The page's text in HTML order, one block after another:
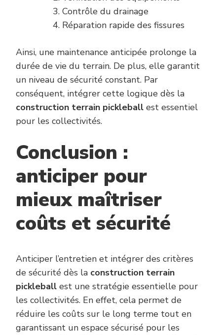
Contrôle du drainage
Réparation rapide des fissures
Ainsi, une maintenance anticipée prolonge la
durée de vie du terrain. De plus, elle garantit
un niveau de sécurité constant. Par
conséquent, intégrer cette logique dès la
construction terrain pickleball est essentiel
pour les collectivités.
Conclusion :
anticiper pour
mieux maîtriser
coûts et sécurité
Anticiper l’entretien et intégrer des critères
de sécurité dès la construction terrain
pickleball est une stratégie essentielle pour
les collectivités. En effet, cela permet de
réduire les coûts sur le long terme tout en
garantissant un espace sécurisé pour les